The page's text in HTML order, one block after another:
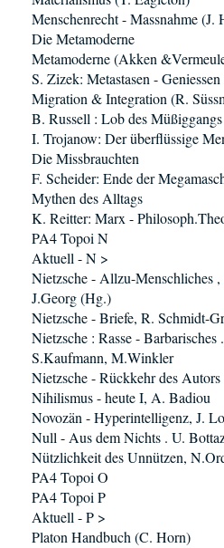
Menschenrecht - Massnahme (J.
Die Metamoderne
Metamoderne (Akken
S. Zizek: Metastasen - Geniessen
Migration & Integration (R.
B. Russell : Lob des Müßiggangs
I. Trojanow: Der überflüssige
Die Missbrauchten
F. Scheider: Ende der
Mythen des Alltags
K. Reitter: Marx -
PA4 Topoi N
Aktuell - N >
Nietzsche - Allzu-Menschliches
J.Georg (Hg.)
Nietzsche - Briefe, R. Schmidt-
Nietzsche : Rasse - Barbarisches .
S.Kaufmann, M.Winkler
Nietzsche - Rückkehr des Autors
Nihilismus - heute I, A. Badiou
Novozän - Hyperintelligenz, J.
Null - Aus dem Nichts . U.
Nützlichkeit des Unnützen,
PA4 Topoi O
PA4 Topoi P
Aktuell - P >
Platon Handbuch (C. Horn)